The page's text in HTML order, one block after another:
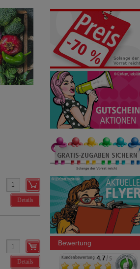
Details
Details
Bewertung